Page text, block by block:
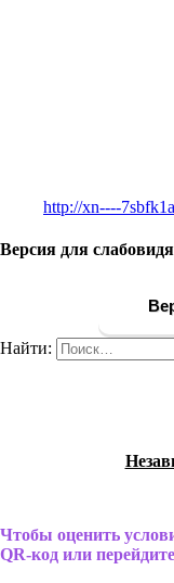
http://xn----
Версия для
Найти:
Чтобы оценить
QR-код или